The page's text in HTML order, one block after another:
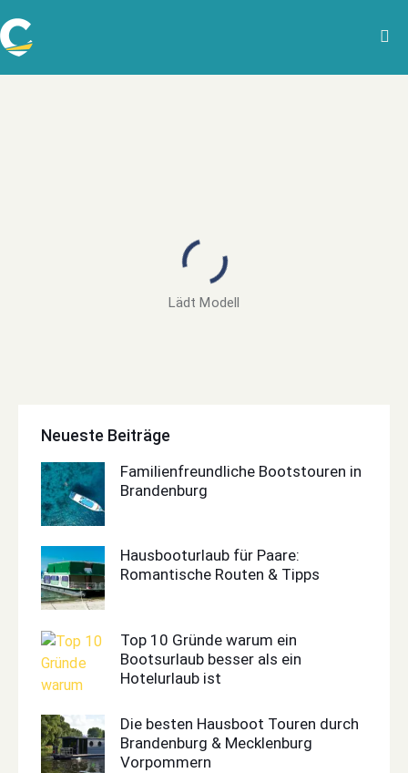
Lädt Modell
Neueste Beiträge
Familienfreundliche Bootstouren in
Brandenburg
Hausbooturlaub für Paare:
Romantische Routen & Tipps
Top 10 Gründe warum ein
Bootsurlaub besser als ein
Hotelurlaub ist
Die besten Hausboot Touren durch
Brandenburg & Mecklenburg
Vorpommern